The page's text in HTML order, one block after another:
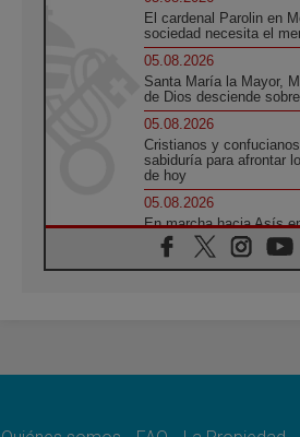
El cardenal Parolin en
sociedad necesita el
05.08.2026
Santa María la Mayor,
de Dios desciende
05.08.2026
Cristianos y
sabiduría para afrontar
de hoy
05.08.2026
En marcha hacia Asís
Francisco, a la espera
05.08.2026
quienes bendicen la